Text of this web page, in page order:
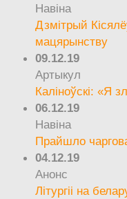
Навіна
Дзмітрый
мацярынству
09.12.19
Артыкул
Каліноўскі: «Я
06.12.19
Навіна
Прайшло
04.12.19
Анонс
Літургіі на